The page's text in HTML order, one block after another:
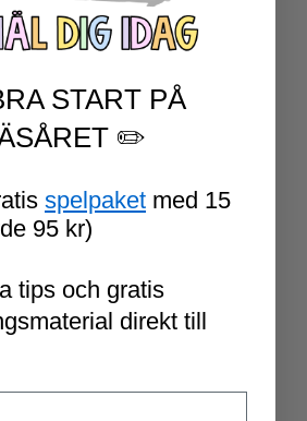
START PÅ
✏️
spelpaket med 15
95 kr)
tips och gratis
direkt till